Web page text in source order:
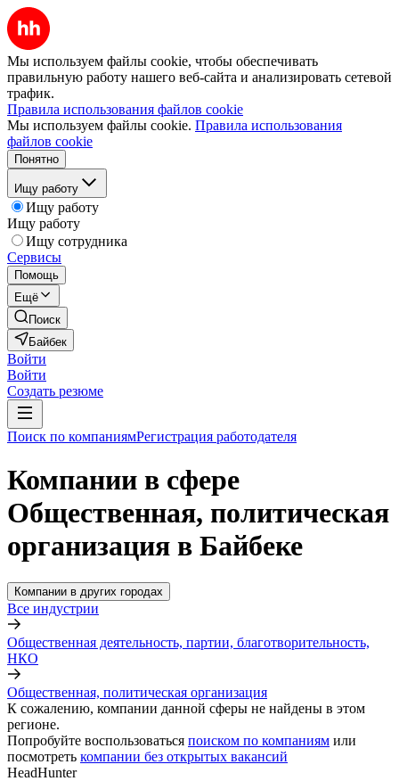
Мы используем файлы cookie, чтобы обеспечивать
правильную работу нашего веб-сайта и анализировать сетевой
трафик.
Правила использования файлов cookie
Мы используем файлы cookie. Правила использования
файлов cookie
Понятно
Ищу работу
Ищу работу
Ищу работу
Ищу сотрудника
Сервисы
Помощь
Ещё
Поиск
Байбек
Войти
Войти
Создать резюме
Поиск по компаниямРегистрация работодателя
Компании в сфере
Общественная, политическая
организация в Байбеке
Компании в других городах
Все индустрии
Общественная деятельность, партии, благотворительность,
НКО
Общественная, политическая организация
К сожалению, компании данной сферы не найдены в этом
регионе.
Попробуйте воспользоваться поиском по компаниям или
посмотреть компании без открытых вакансий
HeadHunter